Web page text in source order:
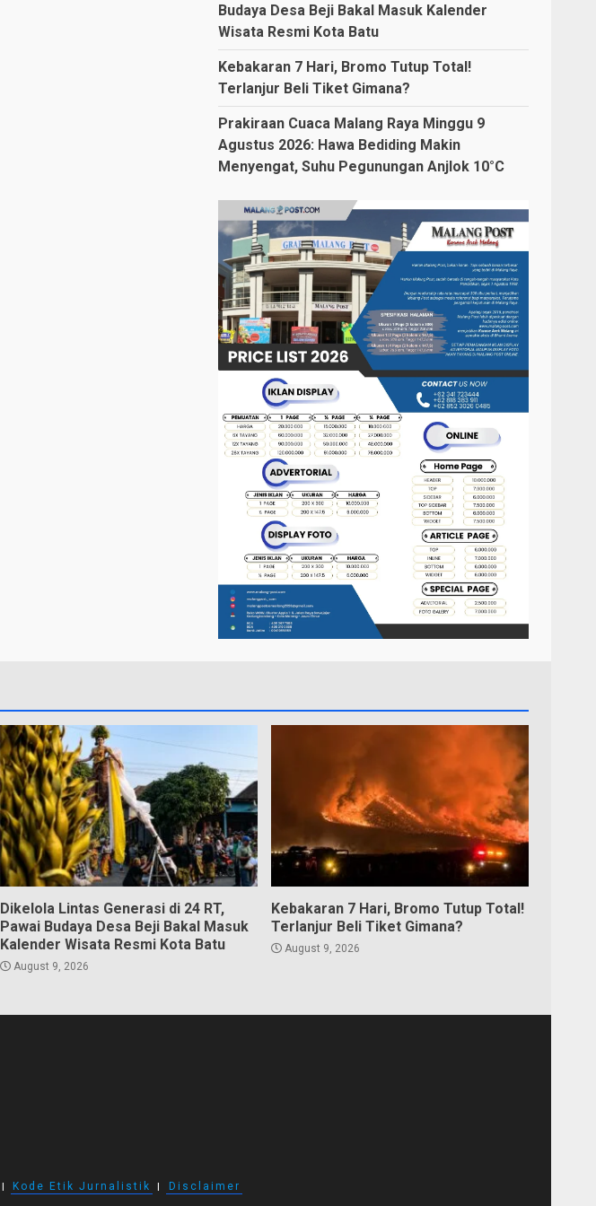
Budaya Desa Beji Bakal Masuk Kalender
Wisata Resmi Kota Batu
Kebakaran 7 Hari, Bromo Tutup Total!
Terlanjur Beli Tiket Gimana?
Prakiraan Cuaca Malang Raya Minggu 9
Agustus 2026: Hawa Bediding Makin
Menyengat, Suhu Pegunungan Anjlok 10°C
Dikelola Lintas Generasi di 24 RT,
Pawai Budaya Desa Beji Bakal Masuk
Kalender Wisata Resmi Kota Batu
August 9, 2026
Kebakaran 7 Hari, Bromo Tutup Total!
Terlanjur Beli Tiket Gimana?
August 9, 2026
I Kode Etik Jurnalistik I Disclaimer